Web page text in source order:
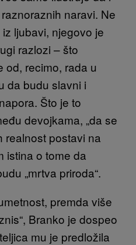
naravi. Ne
ljubavi, njegovo je
razlozi – što
od, recimo, rada u
da budu slavni i
Što je to
devojkama, „da se
realnost postavi na
istina o tome da
„mrtva priroda“.
premda više
Branko je dospeo
mu je predložila